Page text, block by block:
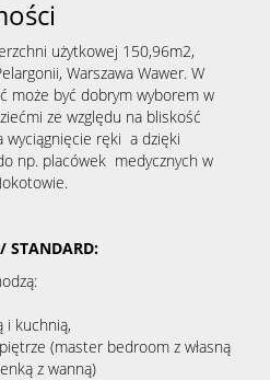
Hale
Obiekty
użytkowej 150,96m2,
Warszawa Wawer. W
może być dobrym wyborem w
ze względu na bliskość
wyciągnięcie ręki a dzięki
np. placówek medycznych w
STANDARD:
i kuchnią,
(master bedroom z własną
z wanną)